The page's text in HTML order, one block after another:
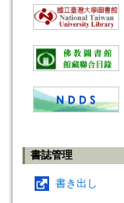
書誌管理
書き出し